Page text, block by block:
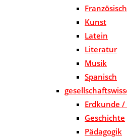
Französisch
Kunst
Latein
Literatur
Musik
Spanisch
Erdkunde /
Geschichte
Pädagogik